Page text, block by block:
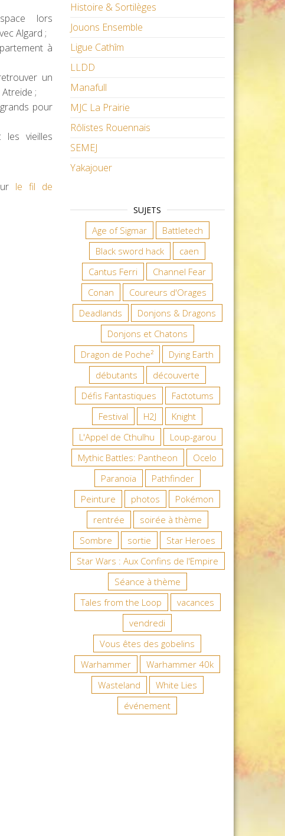
lors
Algard ;
à
un
;
pour
les vieilles
le fil de
Histoire & Sortilèges
Jouons Ensemble
Ligue Cathîm
LLDD
Manafull
MJC La Prairie
Rôlistes Rouennais
SEMEJ
Yakajouer
SUJETS
Age of Sigmar
Battletech
Black sword hack
caen
Cantus Ferri
Channel Fear
Conan
Coureurs d'Orages
Deadlands
Donjons & Dragons
Donjons et Chatons
Dragon de Poche²
Dying Earth
débutants
découverte
Défis Fantastiques
Factotums
Festival
H2J
Knight
L'Appel de Cthulhu
Loup-garou
Mythic Battles: Pantheon
Ocelo
Paranoïa
Pathfinder
Peinture
photos
Pokémon
rentrée
soirée à thème
Sombre
sortie
Star Heroes
Star Wars : Aux Confins de l'Empire
Séance à thème
Tales from the Loop
vacances
vendredi
Vous êtes des gobelins
Warhammer
Warhammer 40k
Wasteland
White Lies
événement